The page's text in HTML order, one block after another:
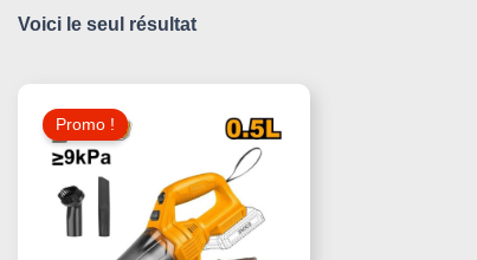
Voici le seul résultat
Promo !
Prix
Actuel
Est :